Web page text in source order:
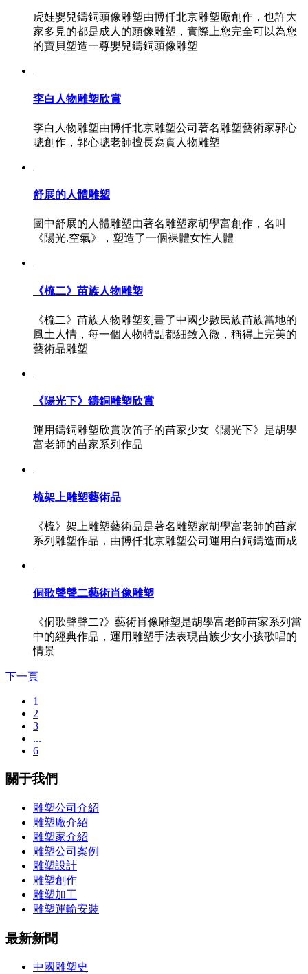
虎娃嬰兒鑄銅頭像雕塑由博仟北京雕塑廠創作，也許大
家多見的都是成人的頭像雕塑，實際上您完全可以為您
的寶貝塑造一尊嬰兒鑄銅頭像雕塑
李白人物雕塑欣賞
李白人物雕塑由博仟北京雕塑公司著名雕塑藝術家郭心
聰創作，郭心聰老師擅長寫實人物雕塑
舒展的人體雕塑
圖中舒展的人體雕塑由著名雕塑家胡學富創作，名叫
《陽光.空氣》，塑造了一個裸體女性人體
《梳二》苗族人物雕塑
《梳二》苗族人物雕塑刻畫了中國少數民族苗族當地的
風土人情，每一個人物特點都細致入微，稱得上完美的
藝術品雕塑
《陽光下》鑄銅雕塑欣賞
運用鑄銅雕塑欣賞吹笛子的苗家少女《陽光下》是胡學
富老師的苗家系列作品
梳架上雕塑藝術品
《梳》架上雕塑藝術品是著名雕塑家胡學富老師的苗家
系列雕塑作品，由博仟北京雕塑公司運用白銅鑄造而成
侗歌聲聲二藝術肖像雕塑
《侗歌聲聲二?》藝術肖像雕塑是胡學富老師苗家系列當
中的經典作品，運用雕塑手法表現苗族少女小孩歌唱的
情景
下一頁
1
2
3
...
6
關于我們
雕塑公司介紹
雕塑廠介紹
雕塑家介紹
雕塑公司案例
雕塑設計
雕塑創作
雕塑加工
雕塑運輸安裝
最新新聞
中國雕塑史